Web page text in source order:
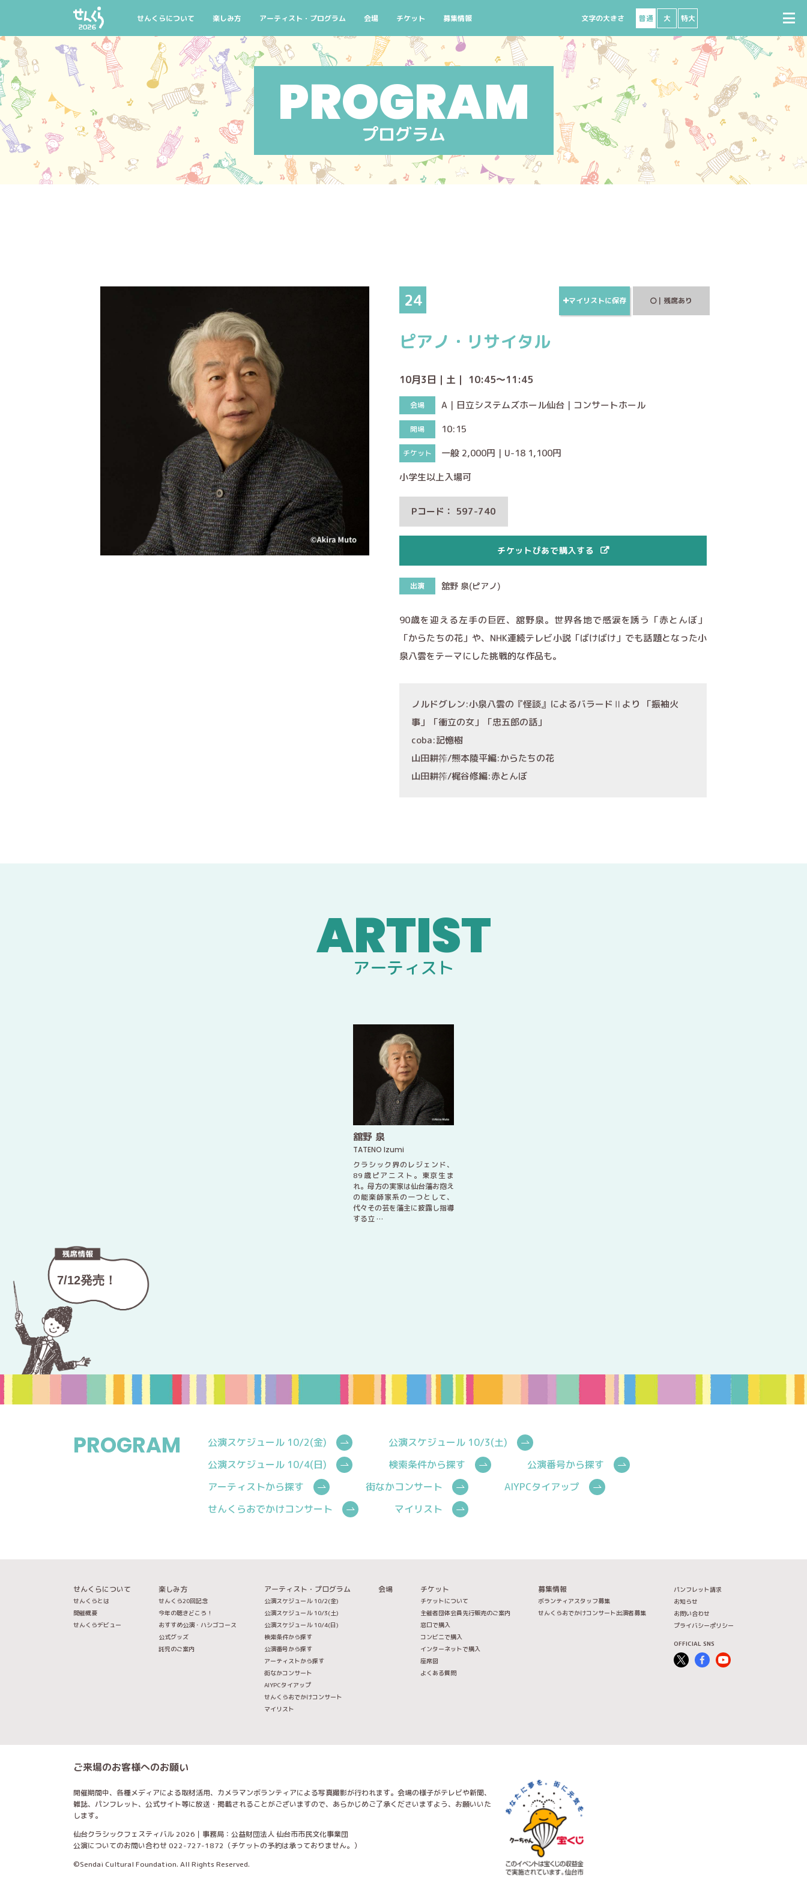
せんくらについて
開催概要
せんくらデビュー
楽しみ方
今年の聴きどころ！
おすすめ公演・ハシゴコース
公式グッズ
託児のご案内
アーティスト・プログラム
公演スケジュール 10/3(土)
公演スケジュール 10/4(日)
公演番号から探す
アーティストから探す
AIYPCタイアップ
せんくらおでかけコンサート
マイリスト
会場
チケット
主催者団体会員先行販売のご案内
コンビニで購入
インターネットで購入
よくある質問
募集情報
せんくらおでかけコンサート出演者募集
普通 大 特大
プログラム
24 マイリストに保存 ｜残席あり
ピアノ・リサイタル
10月3日｜土｜ 10:45～11:45
A｜日立システムズホール仙台｜コンサートホール
10:15
一般 2,000円｜U-18 1,100円
小学生以上入場可
Pコード： 597-740
チケットぴあで購入する
出演 舘野 泉(ピアノ)
90歳を迎える左手の巨匠、舘野泉。世界各地で感涙を誘う「赤とんぼ」
「からたちの花」や、NHK連続テレビ小説「ばけばけ」でも話題となった小
泉八雲をテーマにした挑戦的な作品も。
ノルドグレン:小泉八雲の『怪談』によるバラードⅡより 「振袖火
事」「衝立の女」「忠五郎の話」
coba:記憶樹
山田耕筰/熊本陵平編:からたちの花
山田耕筰/梶谷修編:赤とんぼ
アーティスト
舘野 泉
TATENO Izumi
クラシック界のレジェンド、
89歳ピアニスト。東京生ま
れ。母方の実家は仙台藩お抱え
の能楽師家系の一つとして、
代々その芸を藩主に披露し指導
する立 …
7/12発売！
PROGRAM 公演スケジュール 10/2(金)
公演スケジュール 10/3(土)
公演スケジュール 10/4(日)
検索条件から探す
公演番号から探す
アーティストから探す
街なかコンサート
AIYPCタイアップ
せんくらおでかけコンサート
マイリスト
公式グッズ
託児のご案内
マイリスト
せんくらについて
せんくらとは
開催概要
せんくらデビュー
楽しみ方
せんくら20回記念
今年の聴きどころ！
おすすめ公演・ハシゴコース
公式グッズ
託児のご案内
アーティスト・プログラム
公演スケジュール 10/2(金)
公演スケジュール 10/3(土)
公演スケジュール 10/4(日)
検索条件から探す
公演番号から探す
アーティストから探す
街なかコンサート
AIYPCタイアップ
せんくらおでかけコンサート
マイリスト
会場 チケット
チケットについて
主催者団体会員先行販売のご案内
窓口で購入
コンビニで購入
インターネットで購入
座席図
よくある質問
募集情報
ボランティアスタッフ募集
せんくらおでかけコンサート出演者募集
パンフレット請求
お知らせ
お問い合わせ
プライバシーポリシー
OFFICIAL SNS
ご来場のお客様へのお願い
開催期間中、各種メディアによる取材活用、カメラマンボランティアによる写真撮影が行われます。会場の様子がテレビや新聞、
雑誌、パンフレット、公式サイト等に放送・掲載されることがございますので、あらかじめご了承くださいますよう、お願いいた
します。
仙台クラシックフェスティバル 2026｜事務局：公益財団法人 仙台市市民文化事業団
公演についてのお問い合わせ 022-727-1872（チケットの予約は承っておりません。）
©Sendai Cultural Foundation. All Rights Reserved.